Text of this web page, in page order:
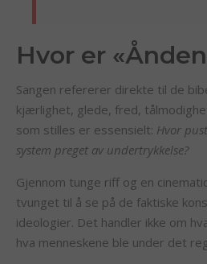
Hvor er
Sangen refererer direkte til de
kjærlighet, glede, fred,
som stilles er essensielt: Hvor
system preget av undertrykkelse?
Gjennom tunge riff og en
tvunget til å se på de faktiske
ideologier. Det handler ikke om
hva menneskene ble under det